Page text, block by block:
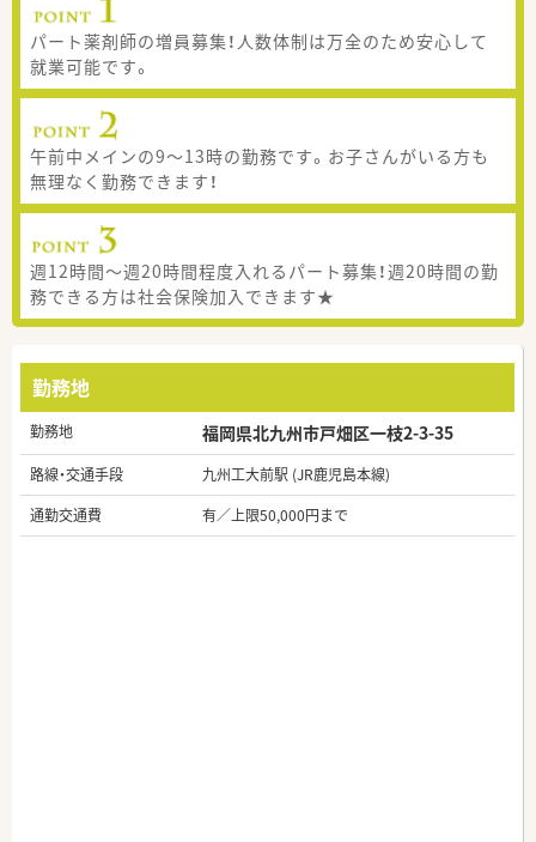
パート薬剤師の増員募集！人数体制は万全のため安心して
就業可能です。
午前中メインの9～13時の勤務です。お子さんがいる方も
無理なく勤務できます！
週12時間～週20時間程度入れるパート募集！週20時間の勤
務できる方は社会保険加入できます★
勤務地
勤務地 福岡県北九州市戸畑区一枝2-3-35
路線・交通手段
九州工大前駅 (JR鹿児島本線)
通勤交通費
有／上限50,000円まで